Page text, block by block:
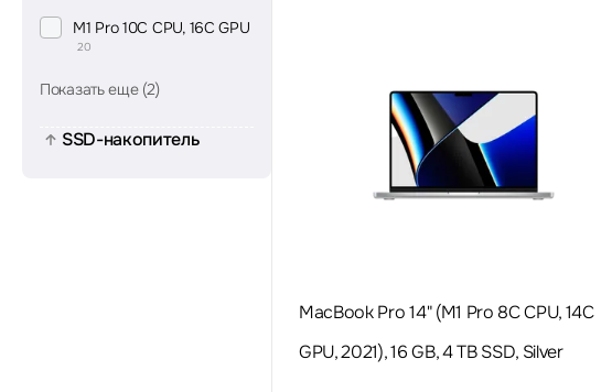
M1 Pro 10C CPU, 16C GPU
20
Показать еще (2)
SSD-накопитель
MacBook Pro 14" (M1 Pro 8C CPU, 14C
GPU, 2021), 16 GB, 4 TB SSD, Silver